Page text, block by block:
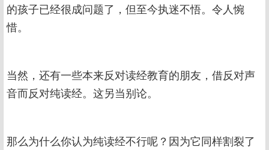
的孩子已经很成问题了，但至今执迷不悟。令人惋
惜。
当然，还有一些本来反对读经教育的朋友，借反对声
音而反对纯读经。这另当别论。
那么为什么你认为纯读经不行呢？因为它同样割裂了